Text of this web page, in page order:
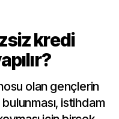
kredi
olan gençlerin
istihdam